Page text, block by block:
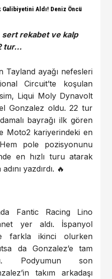
Galibiyetini Aldı! Deniz Öncü
sert rekabet ve kalp
tur…
Tayland ayağı nefesleri
Circuit’te koşulan
Liqui Moly Dynavolt
Gonzalez oldu. 22 tur
bayrağı ilk gören
Moto2 kariyerindeki en
Hem pole pozisyonunu
en hızlı turu atarak
yazdırdı. 🔥
Fantic Racing Lino
yer aldı. İspanyol
farkla ikinci olurken
da Gonzalez’e tam
Podyumun son
takım arkadaşı